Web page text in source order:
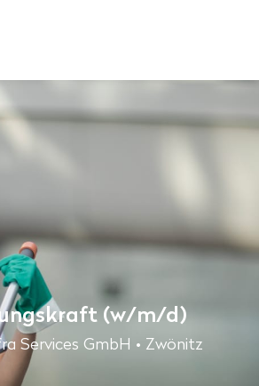
(w/m/d)
Services GmbH • Zwönitz